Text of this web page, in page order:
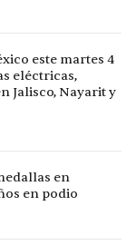
este martes 4
eléctricas,
Jalisco, Nayarit y
en
en podio